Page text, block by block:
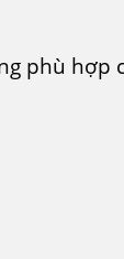
phù hợp